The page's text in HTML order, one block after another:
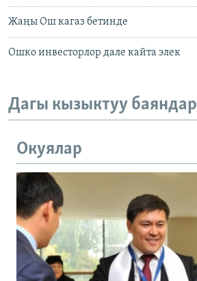
Жаңы Ош кагаз бетинде
Ошко инвесторлор дале кайта элек
Дагы кызыктуу баяндар
Окуялар